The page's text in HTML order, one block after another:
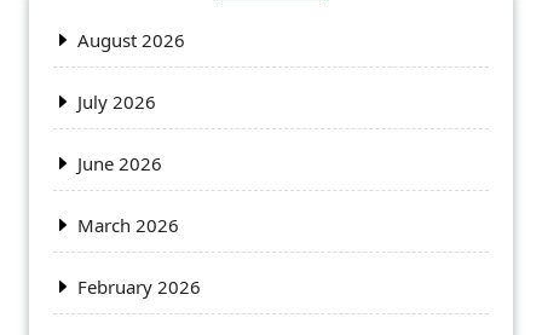
August 2026
July 2026
June 2026
March 2026
February 2026